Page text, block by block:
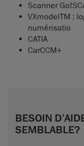
Scanner
VXmodelTM :
numérisatio
CATIA
CarCCM+
BESOIN
SEMBLABLE?